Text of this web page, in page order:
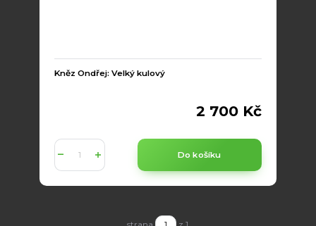
Kněz Ondřej: Velký kulový
2 700 Kč
Do košíku